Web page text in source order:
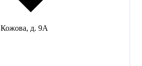
Кожова, д. 9А